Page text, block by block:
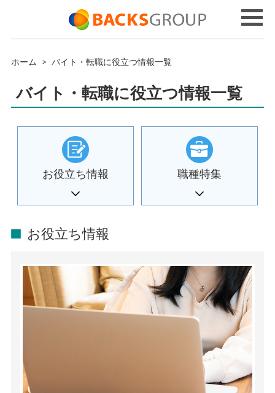
ホーム > バイト・転職に役立つ情報一覧
バイト・転職に役立つ情報一覧
お役立ち情報 職種特集
お役立ち情報